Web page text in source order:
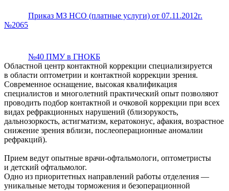
Приказ МЗ НСО (платные услуги) от 07.11.2012г.
№2065
№40 ПМУ в ГНОКБ
Областной центр контактной коррекции специализируется
в области оптометрии и контактной коррекции зрения.
Современное оснащение, высокая квалификация
специалистов и многолетний практический опыт позволяют
проводить подбор контактной и очковой коррекции при всех
видах рефракционных нарушений (близорукость,
дальнозоркость, астигматизм, кератоконус, афакия, возрастное
снижение зрения вблизи, послеоперационные аномалии
рефракций).
Прием ведут опытные врачи-офтальмологи, оптометристы
и детский офтальмолог.
Одно из приоритетных направлений работы отделения —
уникальные методы торможения и безоперационной